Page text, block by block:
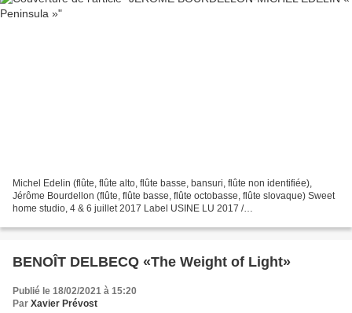
Michel Edelin (flûte, flûte alto, flûte basse, bansuri, flûte non identifiée),
Jérôme Bourdellon (flûte, flûte basse, flûte octobasse, flûte slovaque) Sweet
home studio, 4 & 6 juillet 2017 Label USINE LU 2017 /
BENOÎT DELBECQ «The Weight of Light»
Publié le 18/02/2021 à 15:20
Par Xavier Prévost